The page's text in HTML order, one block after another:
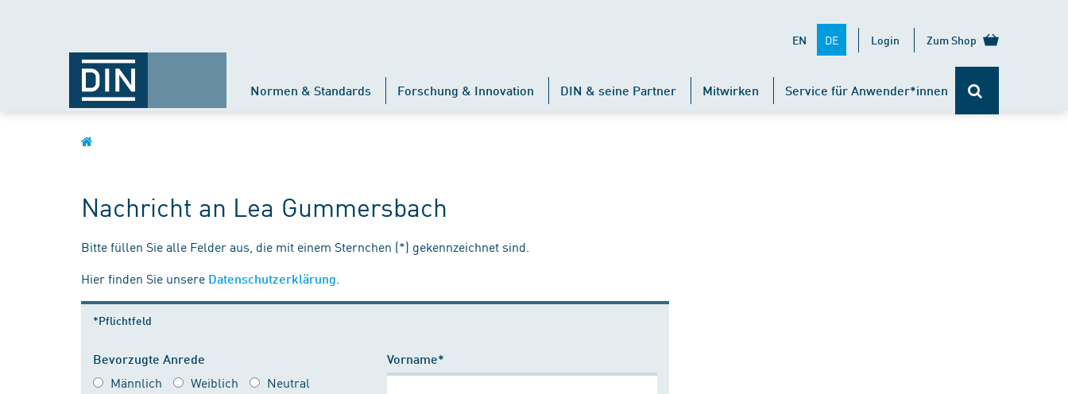
EN DE Login Zum Shop
Normen & Standards Forschung & Innovation DIN & seine Partner Mitwirken Service für Anwender*innen
Nachricht an Lea Gummersbach
Bitte füllen Sie alle Felder aus, die mit einem Sternchen (*) gekennzeichnet sind.
Hier finden Sie unsere Datenschutzerklärung
*Pflichtfeld
Bevorzugte Anrede
Männlich Weiblich Neutral
Vorname*